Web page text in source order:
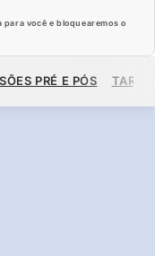
você e bloquearemos o
PRÉ E PÓS